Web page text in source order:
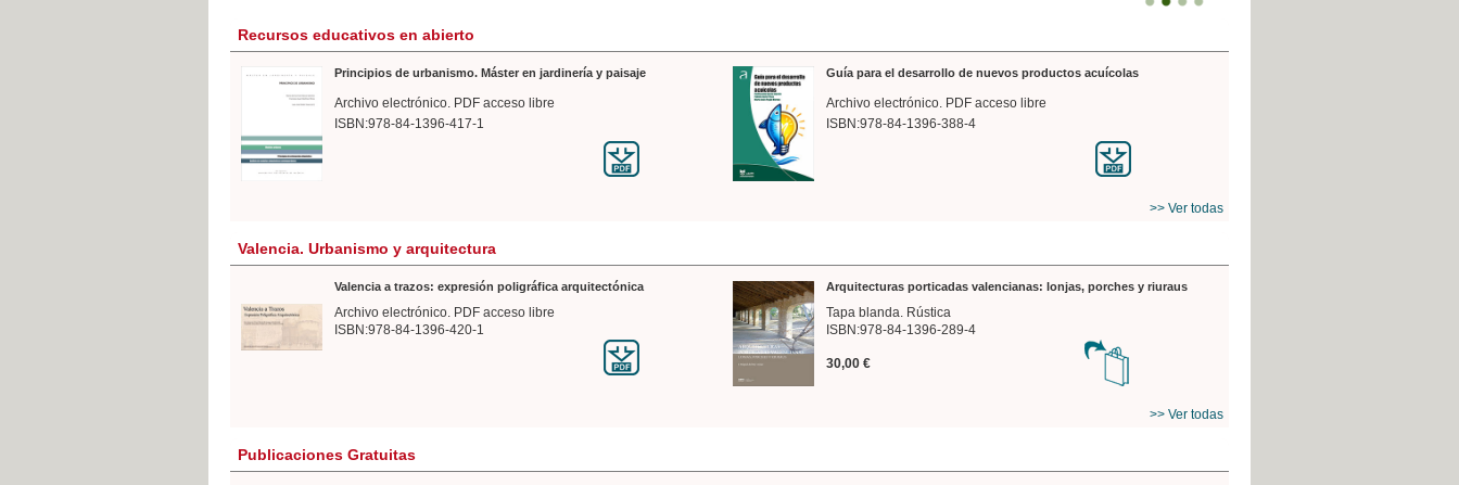
Recursos educativos en abierto
Principios de urbanismo. Máster en jardinería y paisaje
Archivo electrónico. PDF acceso libre
ISBN:978-84-1396-417-1
Guía para el desarrollo de nuevos productos acuícolas
Archivo electrónico. PDF acceso libre
ISBN:978-84-1396-388-4
>> Ver todas
Valencia. Urbanismo y arquitectura
Valencia a trazos: expresión poligráfica arquitectónica
Archivo electrónico. PDF acceso libre
ISBN:978-84-1396-420-1
Arquitecturas porticadas valencianas: lonjas, porches y riuraus
Tapa blanda. Rústica
ISBN:978-84-1396-289-4
30,00 €
>> Ver todas
Publicaciones Gratuitas